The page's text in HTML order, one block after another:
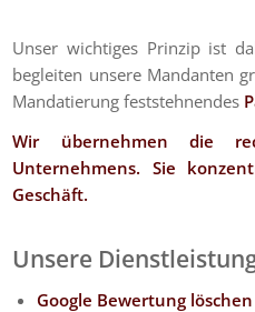
Unser wichtiges Prinzip ist
begleiten unsere Mandanten
Mandatierung feststehnendes
Wir übernehmen die
Unternehmens. Sie
Geschäft.
Unsere
Google Bewertung löschen